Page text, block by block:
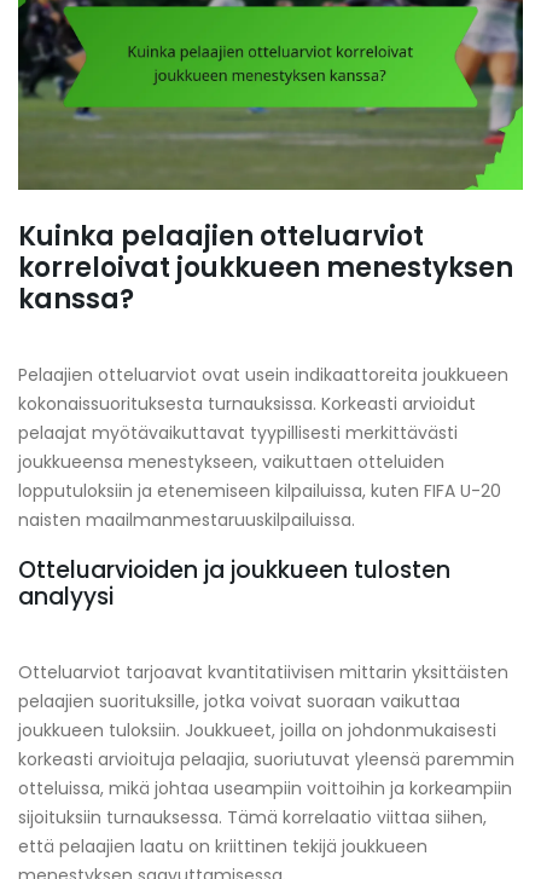
Kuinka pelaajien otteluarviot
korreloivat joukkueen menestyksen
kanssa?
Pelaajien otteluarviot ovat usein indikaattoreita joukkueen
kokonaissuorituksesta turnauksissa. Korkeasti arvioidut
pelaajat myötävaikuttavat tyypillisesti merkittävästi
joukkueensa menestykseen, vaikuttaen otteluiden
lopputuloksiin ja etenemiseen kilpailuissa, kuten FIFA U-20
naisten maailmanmestaruuskilpailuissa.
Otteluarvioiden ja joukkueen tulosten
analyysi
Otteluarviot tarjoavat kvantitatiivisen mittarin yksittäisten
pelaajien suorituksille, jotka voivat suoraan vaikuttaa
joukkueen tuloksiin. Joukkueet, joilla on johdonmukaisesti
korkeasti arvioituja pelaajia, suoriutuvat yleensä paremmin
otteluissa, mikä johtaa useampiin voittoihin ja korkeampiin
sijoituksiin turnauksessa. Tämä korrelaatio viittaa siihen,
että pelaajien laatu on kriittinen tekijä joukkueen